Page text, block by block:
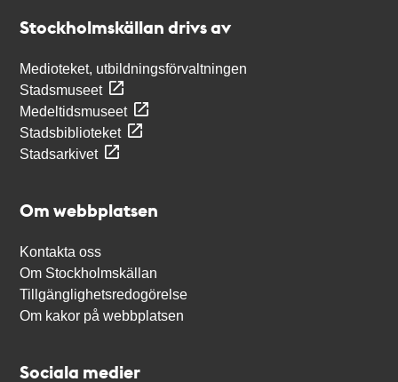
Stockholmskällan drivs av
Medioteket, utbildningsförvaltningen
Stadsmuseet
Medeltidsmuseet
Stadsbiblioteket
Stadsarkivet
Om webbplatsen
Kontakta oss
Om Stockholmskällan
Tillgänglighetsredogörelse
Om kakor på webbplatsen
Sociala medier